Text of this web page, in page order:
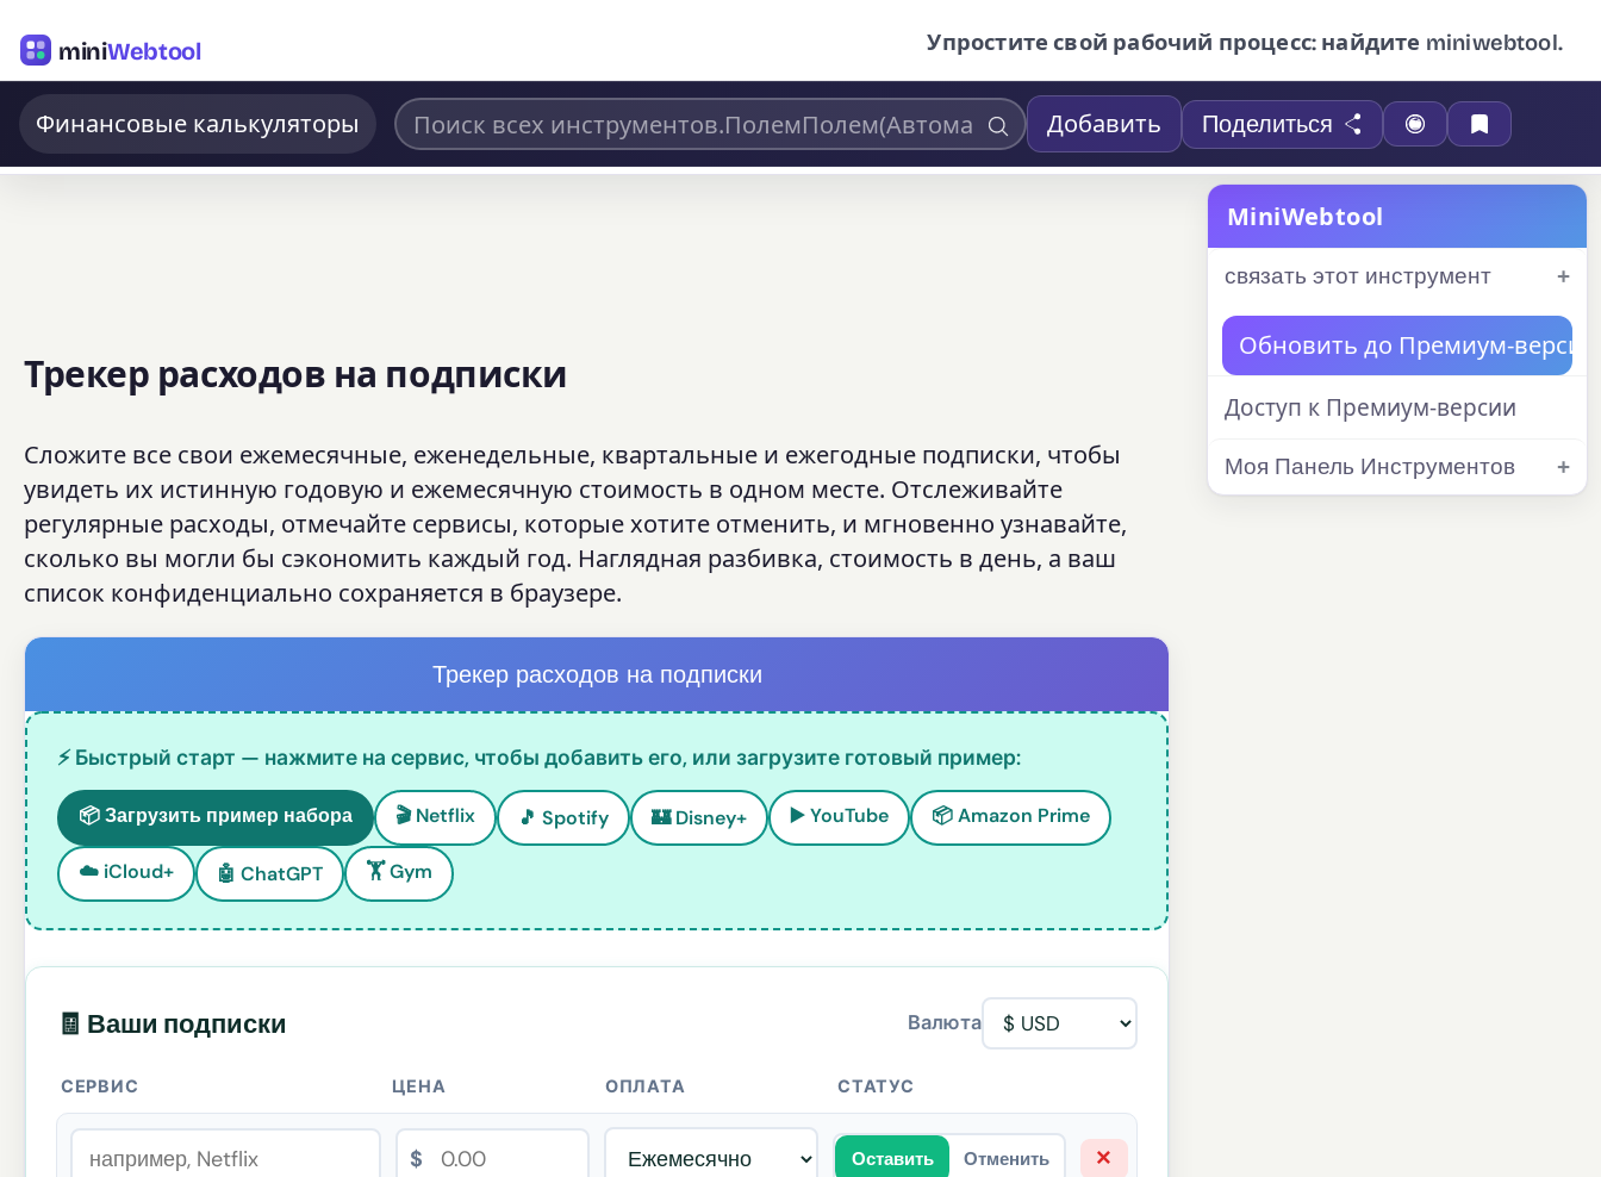
miniWebtool Упростите свой рабочий процесс: найдите miniwebtool.
Финансовые калькуляторы Добавить Поделиться
Трекер расходов на подписки
Сложите все свои ежемесячные, еженедельные, квартальные и ежегодные подписки, чтобы
увидеть их истинную годовую и ежемесячную стоимость в одном месте. Отслеживайте
регулярные расходы, отмечайте сервисы, которые хотите отменить, и мгновенно узнавайте,
сколько вы могли бы сэкономить каждый год. Наглядная разбивка, стоимость в день, а ваш
список конфиденциально сохраняется в браузере.
Трекер расходов на подписки
⚡ Быстрый старт — нажмите на сервис, чтобы добавить его, или загрузите готовый пример:
📦 Загрузить пример набора 🎬 Netflix 🎵 Spotify 🏰 Disney+ ▶️ YouTube 📦 Amazon Prime
☁️ iCloud+ 🤖 ChatGPT 🏋️ Gym
🧾 Ваши подписки Валюта
СЕРВИС ЦЕНА ОПЛАТА СТАТУС
$ Оставить Отменить ×
MiniWebtool
связать этот инструмент
Обновить до Премиум-версии
Доступ к Премиум-версии
Моя Панель Инструментов